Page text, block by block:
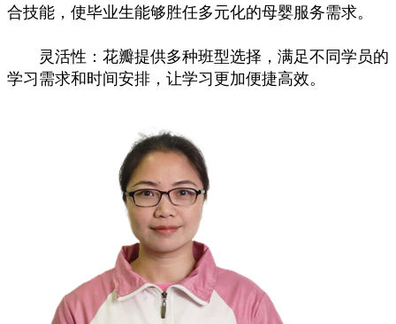
合技能，使毕业生能够胜任多元化的母婴服务需求。
灵活性：花瓣提供多种班型选择，满足不同学员的
学习需求和时间安排，让学习更加便捷高效。